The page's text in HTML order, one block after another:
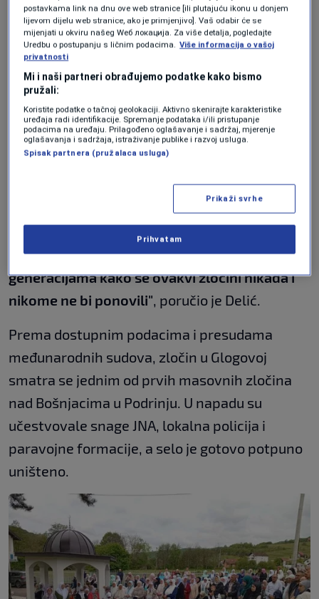
Hariz Čomić, nakon čega su proučena Fatiha i
položeno cvijeće na spomen-obilježju ispred
džamije. Prisutni su potom obišli lokalitet
masovne grobnice iz koje su ekshumirani
posmrtni ostaci 40 mještana.
Historijski čas održao je preživjeli svjedok
masakra Omer Delić, koji je podsjetio na
snage opkolile selo, zapalile kuće i izvršile
masovno strijeljanje civila.
"Istina se mora prenositi mlađim
generacijama kako se ovakvi zločini nikada i
nikome ne bi ponovili", poručio je Delić.
Prema dostupnim podacima i presudama
međunarodnih sudova, zločin u Glogovoj
smatra se jednim od prvih masovnih zločina
nad Bošnjacima u Podrinju. U napadu su
učestvovale snage JNA, lokalna policija i
paravojne formacije, a selo je gotovo potpuno
uništeno.
postavkama link na dnu ove web stranice [ili plutajuću ikonu u donjem
lijevom dijelu web stranice, ako je primjenjivo]. Vaš odabir će se
mijenjati u okviru našeg Wеб локација. Za više detalja, pogledajte
Uredbu o postupanju s ličnim podacima. Više informacija o vašoj
privatnosti
Mi i naši partneri obrađujemo podatke kako bismo
pružali:
Koristite podatke o tačnoj geolokaciji. Aktivno skenirajte karakteristike
uređaja radi identifikacije. Spremanje podataka i/ili pristupanje
podacima na uređaju. Prilagođeno oglašavanje i sadržaj, mjerenje
oglašavanja i sadržaja, istraživanje publike i razvoj usluga.
Spisak partnera (pružalaca usluga)
Prikaži svrhe
Prihvatam